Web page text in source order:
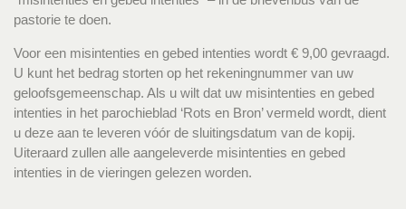
pastorie te doen.
Voor een misintenties en gebed intenties wordt € 9,00 gevraagd.
U kunt het bedrag storten op het rekeningnummer van uw
geloofsgemeenschap. Als u wilt dat uw misintenties en gebed
intenties in het parochieblad ‘Rots en Bron’ vermeld wordt, dient
u deze aan te leveren vóór de sluitingsdatum van de kopij.
Uiteraard zullen alle aangeleverde misintenties en gebed
intenties in de vieringen gelezen worden.